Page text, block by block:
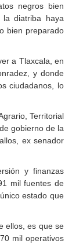
negros bien
diatriba haya
bien preparado
a Tlaxcala, en
y donde
ciudadanos, lo
Territorial
gobierno de la
ex senador
y finanzas
mil fuentes de
estado que
ellos, es que se
mil operativos